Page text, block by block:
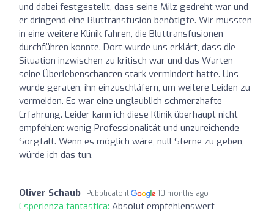
und dabei festgestellt, dass seine Milz gedreht war und
er dringend eine Bluttransfusion benötigte. Wir mussten
in eine weitere Klinik fahren, die Bluttransfusionen
durchführen konnte. Dort wurde uns erklärt, dass die
Situation inzwischen zu kritisch war und das Warten
seine Überlebenschancen stark vermindert hatte. Uns
wurde geraten, ihn einzuschläfern, um weitere Leiden zu
vermeiden. Es war eine unglaublich schmerzhafte
Erfahrung. Leider kann ich diese Klinik überhaupt nicht
empfehlen: wenig Professionalität und unzureichende
Sorgfalt. Wenn es möglich wäre, null Sterne zu geben,
würde ich das tun.
Oliver Schaub Pubblicato il 10 months ago
Esperienza fantastica: Absolut empfehlenswert